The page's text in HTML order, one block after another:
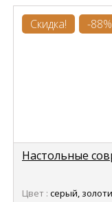
Скидка! -88%
Настольные
Цвет : серый,